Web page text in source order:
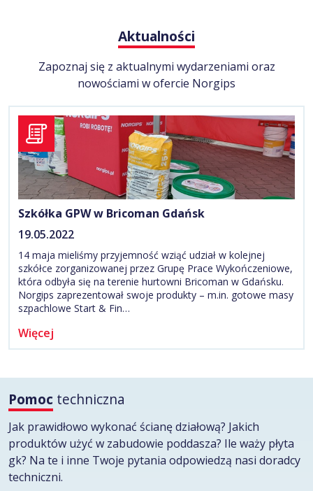
Aktualności
Zapoznaj się z aktualnymi wydarzeniami oraz
nowościami w ofercie Norgips
Szkółka GPW w Bricoman Gdańsk
19.05.2022
14 maja mieliśmy przyjemność wziąć udział w kolejnej
szkółce zorganizowanej przez Grupę Prace Wykończeniowe,
która odbyła się na terenie hurtowni Bricoman w Gdańsku.
Norgips zaprezentował swoje produkty – m.in. gotowe masy
szpachlowe Start & Fin…
Więcej
Pomoc techniczna
Jak prawidłowo wykonać ścianę działową? Jakich
produktów użyć w zabudowie poddasza? Ile waży płyta
gk? Na te i inne Twoje pytania odpowiedzą nasi doradcy
techniczni.